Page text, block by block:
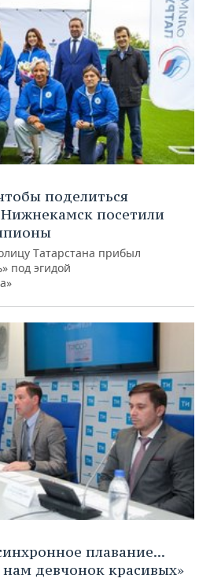
поделиться
посетили
Татарстана прибыл
под эгидой
плавание...
девчонок красивых»